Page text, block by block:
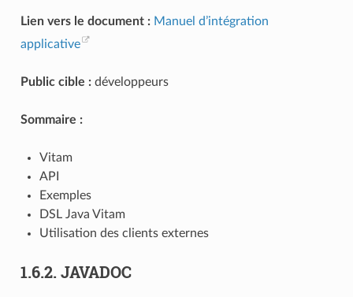
Lien vers le document : Manuel d’intégration
applicative
Public cible :développeurs
Sommaire :
Vitam
API
Exemples
DSL Java Vitam
Utilisation des clients externes
1.6.2. JAVADOC